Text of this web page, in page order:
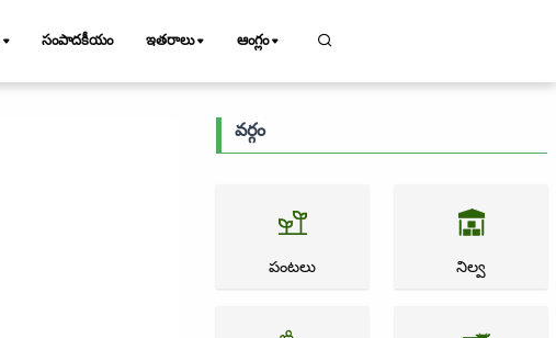
సంపాదకీయం ఇతరాలు ఆంగ్లం
వర్గం
పంటలు నిల్వ